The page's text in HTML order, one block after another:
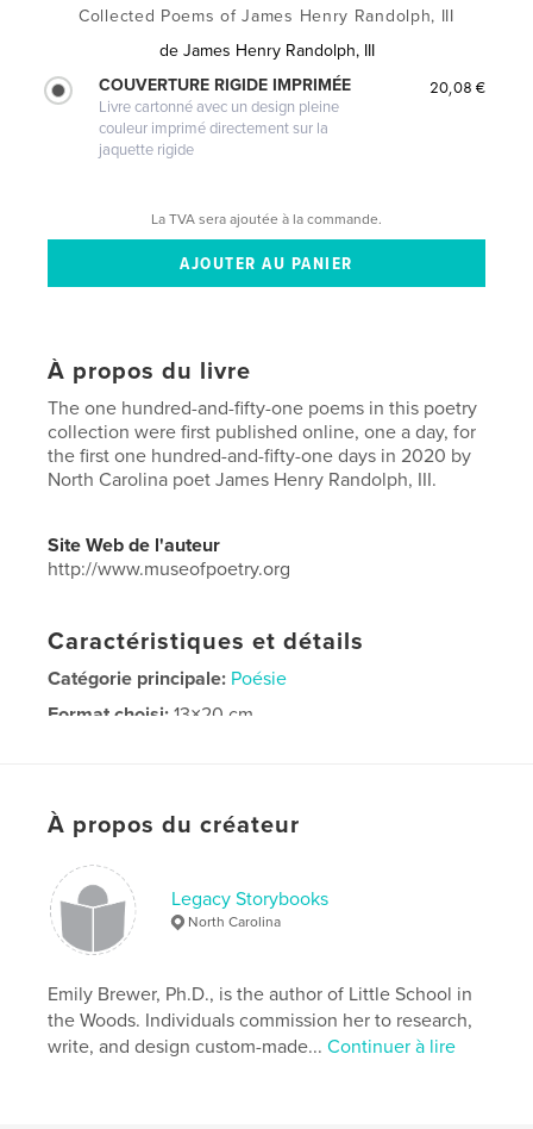
Collected Poems of James Henry Randolph, III
de James Henry Randolph, III
COUVERTURE RIGIDE IMPRIMÉE
Livre cartonné avec un design pleine
couleur imprimé directement sur la
jaquette rigide
20,08 €
La TVA sera ajoutée à la commande.
À propos du livre
The one hundred-and-fifty-one poems in this poetry
collection were first published online, one a day, for
the first one hundred-and-fifty-one days in 2020 by
North Carolina poet James Henry Randolph, III.
Site Web de l'auteur
http://www.museofpoetry.org
Caractéristiques et détails
Catégorie principale: Poésie
Format choisi:13×20 cm
Date de publication: déc 12, 2020
LangueEnglish
À propos du créateur
Legacy Storybooks
North Carolina
Emily Brewer, Ph.D., is the author of Little School in
the Woods. Individuals commission her to research,
write, and design custom-made...Continuer à lire